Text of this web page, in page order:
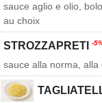
sauce aglio e olio,
au choix
STROZZAPRETI -
sauce alla norma,